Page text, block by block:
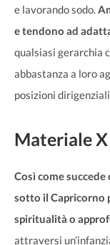
e lavorando sodo.
e tendono ad
qualsiasi gerarchia
abbastanza a loro
posizioni
Materiale
Così come
sotto il Capricorno
spiritualità o
attraversi